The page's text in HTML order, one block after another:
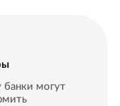
банки могут